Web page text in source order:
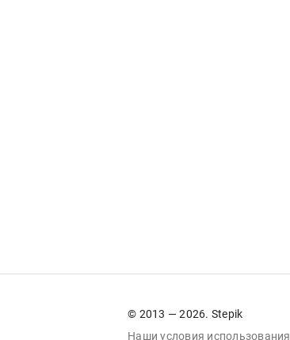
© 2013 — 2026. Stepik
Наши условия использования